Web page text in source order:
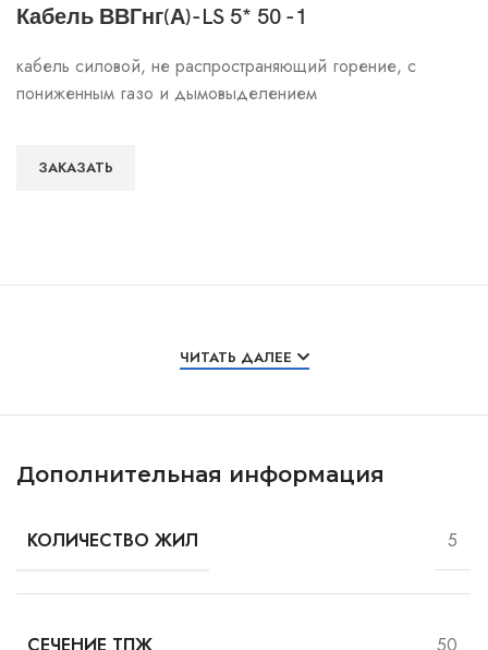
Кабель ВВГнг(А)-LS 5* 50 -1
кабель силовой, не распространяющий горение, с
пониженным газо и дымовыделением
ЗАКАЗАТЬ
ЧИТАТЬ ДАЛЕЕ
Дополнительная информация
КОЛИЧЕСТВО ЖИЛ 5